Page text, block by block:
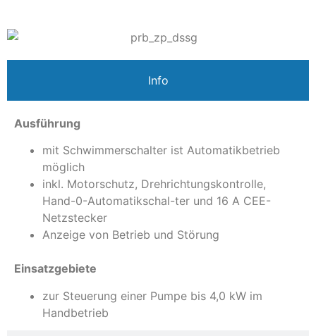
Info
Ausführung
mit Schwimmerschalter ist Automatikbetrieb
möglich
inkl. Motorschutz, Drehrichtungskontrolle,
Hand-0-Automatikschal-ter und 16 A CEE-
Netzstecker
Anzeige von Betrieb und Störung
Einsatzgebiete
zur Steuerung einer Pumpe bis 4,0 kW im
Handbetrieb